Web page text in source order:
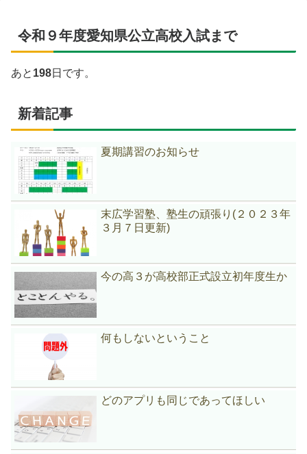
令和９年度愛知県公立高校入試まで
あと 198日です。
新着記事
夏期講習のお知らせ
末広学習塾、塾生の頑張り(２０２３年
３月７日更新)
今の高３が高校部正式設立初年度生か
何もしないということ
どのアプリも同じであってほしい